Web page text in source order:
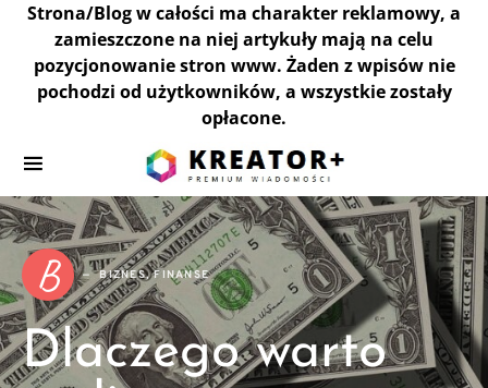
Strona/Blog w całości ma charakter reklamowy, a
zamieszczone na niej artykuły mają na celu
pozycjonowanie stron www. Żaden z wpisów nie
pochodzi od użytkowników, a wszystkie zostały
opłacone.
B BIZNES, FINANSE
Dlaczego warto